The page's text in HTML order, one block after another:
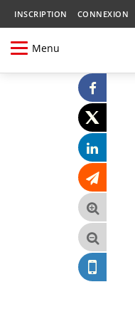
INSCRIPTION CONNEXION
Menu